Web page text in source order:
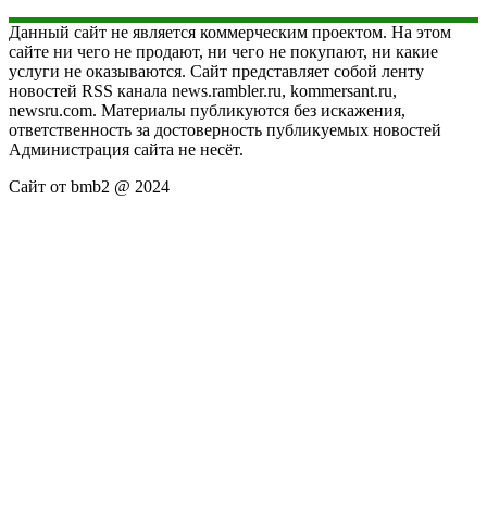
Данный сайт не является коммерческим проектом. На этом
сайте ни чего не продают, ни чего не покупают, ни какие
услуги не оказываются. Сайт представляет собой ленту
новостей RSS канала news.rambler.ru, kommersant.ru,
newsru.com. Материалы публикуются без искажения,
ответственность за достоверность публикуемых новостей
Администрация сайта не несёт.
Сайт от bmb2 @ 2024